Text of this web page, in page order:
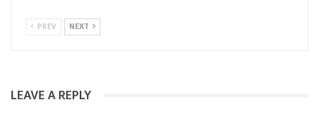
PREV NEXT
LEAVE A REPLY